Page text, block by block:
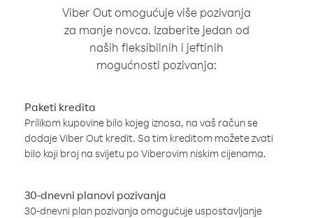
Viber Out omogućuje više pozivanja
za manje novca. Izaberite jedan od
naših fleksibilnih i jeftinih
mogućnosti pozivanja:
Paketi kredita
Prilikom kupovine bilo kojeg iznosa, na vaš račun se
dodaje Viber Out kredit. Sa tim kreditom možete zvati
bilo koji broj na svijetu po Viberovim niskim cijenama.
30-dnevni planovi pozivanja
30-dnevni plan pozivanja omogućuje uspostavljanje